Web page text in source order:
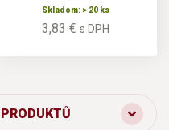
Skladom: > 20 ks
3,83 €s DPH